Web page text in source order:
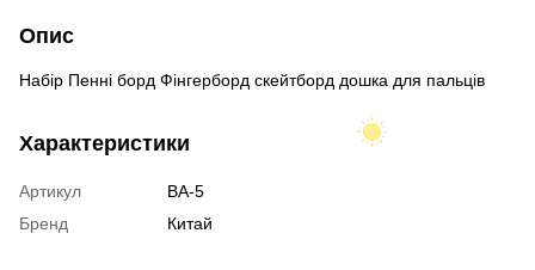
Опис
Набір Пенні борд Фінгерборд скейтборд дошка для пальців
Характеристики
Артикул
BA-5
Бренд
Китай